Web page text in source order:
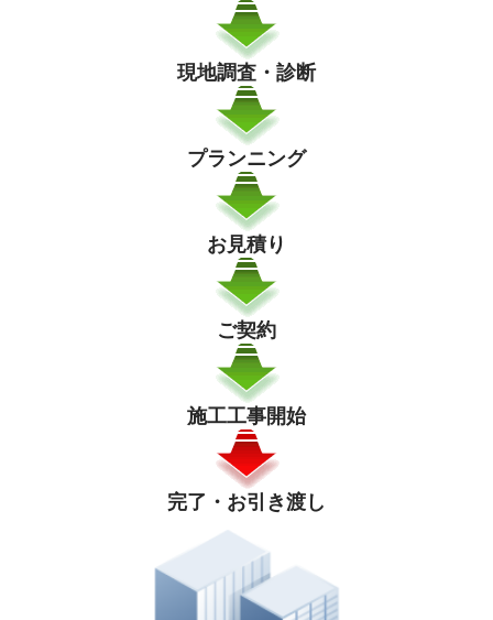
現地調査・診断
プランニング
お見積り
ご契約
施工工事開始
完了・お引き渡し